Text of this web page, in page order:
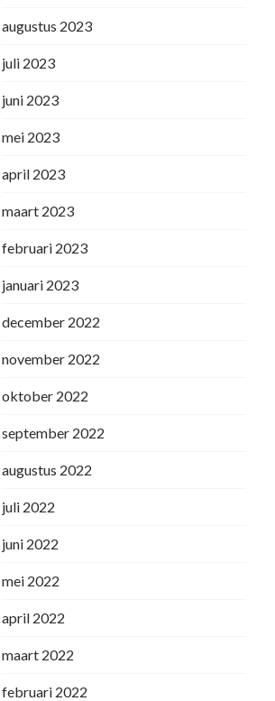
augustus 2023
juli 2023
juni 2023
mei 2023
april 2023
maart 2023
februari 2023
januari 2023
december 2022
november 2022
oktober 2022
september 2022
augustus 2022
juli 2022
juni 2022
mei 2022
april 2022
maart 2022
februari 2022